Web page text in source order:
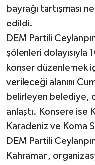
bayrağı tartışması
edildi.
DEM Partili
şölenleri dolayısıyla
konser düzenlemek
verileceği alanını
belirleyen belediye,
anlaştı. Konsere ise
Karadeniz ve Koma
DEM Partili
Kahraman,